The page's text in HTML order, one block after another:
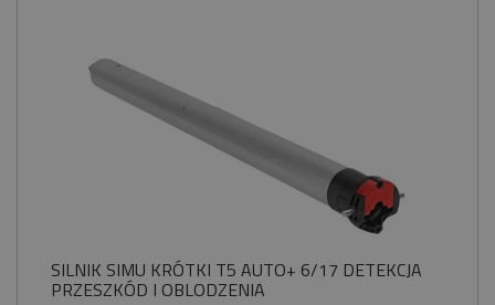
SILNIK SIMU KRÓTKI T5 AUTO+ 6/17 DETEKCJA
PRZESZKÓD I OBLODZENIA